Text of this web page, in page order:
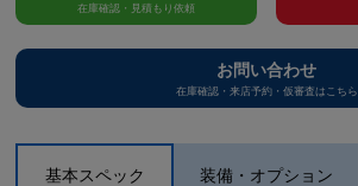
在庫確認・見積もり依頼
お問い合わせ
在庫確認・来店予約・仮審査はこちら
基本スペック 装備・オプション